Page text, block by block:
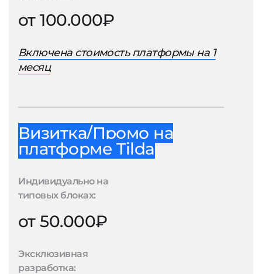
от 100.000₽
Включена стоимость платформы на 1
месяц
Визитка/Промо на
платформе Tilda
Индивидуально на
типовых блоках:
от 50.000₽
Эксклюзивная
разработка: